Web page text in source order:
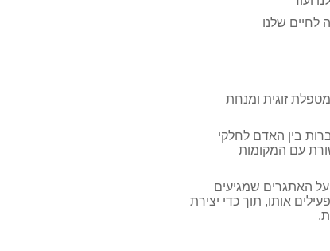
לחיים שלנו
מטפלת זוגית ומנחת
בין האדם לחלקי
עם המקומות
האתגרים שמגיעים
אותו, תוך כדי יצירת
.